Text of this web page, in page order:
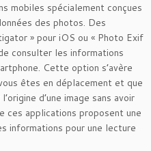
mobiles spécialement conçues
des photos. Des
» pour iOS ou « Photo Exif
consulter les informations
Cette option s’avère
êtes en déplacement et que
d’une image sans avoir
ces applications proposent une
informations pour une lecture